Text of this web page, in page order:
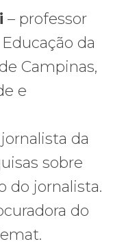
– professor
da
Campinas,
e
da
sobre
do jornalista.
do